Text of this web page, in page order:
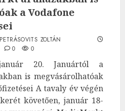
a Vodafone
ZOLTÁN
0 0
20. Januártól a
is megvásárolhatóak
A tavaly év végén
követően, január 18-